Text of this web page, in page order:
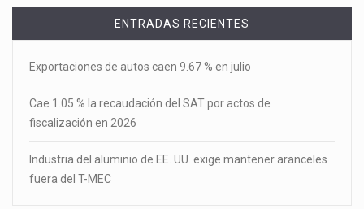
ENTRADAS RECIENTES
Exportaciones de autos caen 9.67 % en julio
Cae 1.05 % la recaudación del SAT por actos de
fiscalización en 2026
Industria del aluminio de EE. UU. exige mantener aranceles
fuera del T-MEC